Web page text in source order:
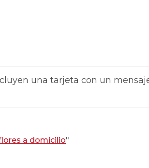
una tarjeta con un
a domicilio"